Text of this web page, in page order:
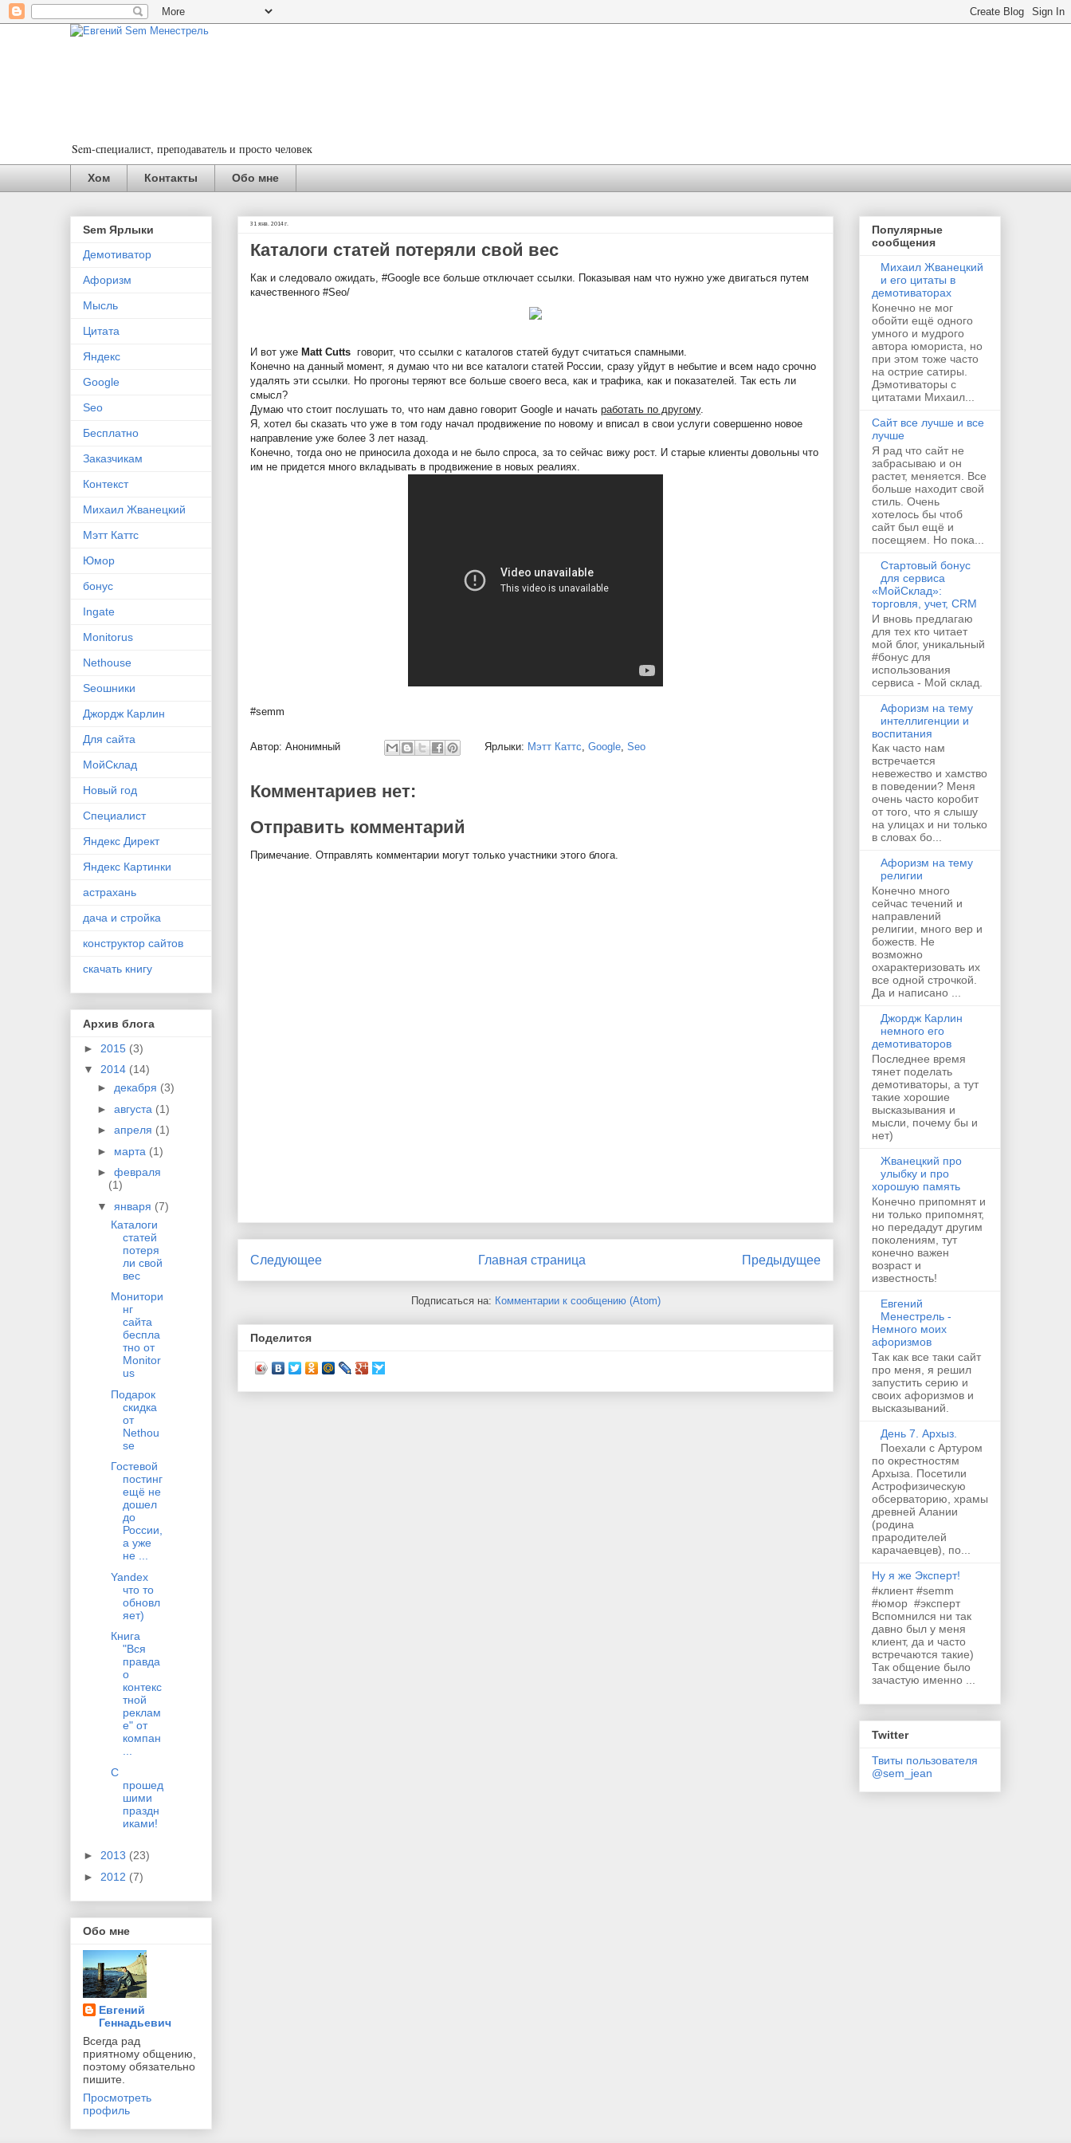
Sem-специалист, преподаватель и просто человек
Хом Контакты Обо мне
31 янв. 2014 г.
Каталоги статей потеряли свой вес
Как и следовало ожидать, #Google все больше отключает ссылки. Показывая нам что нужно уже двигаться путем
качественного #Seo/
И вот уже Matt Cutts говорит, что ссылки с каталогов статей будут считаться спамными.
Конечно на данный момент, я думаю что ни все каталоги статей России, сразу уйдут в небытие и всем надо срочно
удалять эти ссылки. Но прогоны теряют все больше своего веса, как и трафика, как и показателей. Так есть ли
смысл?
Думаю что стоит послушать то, что нам давно говорит Google и начать работать по другому.
Я, хотел бы сказать что уже в том году начал продвижение по новому и вписал в свои услуги совершенно новое
направление уже более 3 лет назад.
Конечно, тогда оно не приносила дохода и не было спроса, за то сейчас вижу рост. И старые клиенты довольны что
им не придется много вкладывать в продвижение в новых реалиях.
#semm
Автор: Анонимный Ярлыки: Мэтт Каттс Google Seo
Комментариев нет:
Отправить комментарий
Примечание. Отправлять комментарии могут только участники этого блога.
Следующее Предыдущее
Главная страница
Подписаться на: Комментарии к сообщению (Atom)
Поделится
Sem Ярлыки
Демотиватор
Афоризм
Мысль
Цитата
Яндекс
Google
Seo
Бесплатно
Заказчикам
Контекст
Михаил Жванецкий
Мэтт Каттс
Юмор
бонус
Ingate
Monitorus
Nethouse
Seoшники
Джордж Карлин
Для сайта
МойСклад
Новый год
Специалист
Яндекс Директ
Яндекс Картинки
астрахань
дача и стройка
конструктор сайтов
скачать книгу
Архив блога
► 2015 (3)
▼ 2014 (14)
► декабря (3)
► августа (1)
► апреля (1)
► марта (1)
► февраля
(1)
▼ января (7)
Каталоги
статей
потеря
ли свой
вес
Монитори
нг
сайта
беспла
тно от
Monitor
us
Подарок
скидка
от
Nethou
se
Гостевой
постинг
ещё не
дошел
до
России,
а уже
не ...
Yandex
что то
обновл
яет)
Книга
"Вся
правда
о
контекс
тной
реклам
е" от
компан
С
прошед
шими
праздн
иками!
► 2013 (23)
► 2012 (7)
Обо мне
Евгений
Геннадьевич
Всегда рад
приятному общению,
поэтому обязательно
пишите.
Просмотреть
профиль
Популярные
сообщения
Михаил Жванецкий
и его цитаты в
демотиваторах
Конечно не мог
обойти ещё одного
умного и мудрого
автора юмориста, но
при этом тоже часто
на острие сатиры.
Дэмотиваторы с
цитатами Михаил...
Сайт все лучше и все
лучше
Я рад что сайт не
забрасываю и он
растет, меняется. Все
больше находит свой
стиль. Очень
хотелось бы чтоб
сайт был ещё и
посещяем. Но пока...
Стартовый бонус
для сервиса
«МойСклад»:
торговля, учет, CRM
И вновь предлагаю
для тех кто читает
мой блог, уникальный
#бонус для
использования
сервиса - Мой склад.
Афоризм на тему
интеллигенции и
воспитания
Как часто нам
встречается
невежество и хамство
в поведении? Меня
очень часто коробит
от того, что я слышу
на улицах и ни только
в словах бо...
Афоризм на тему
религии
Конечно много
сейчас течений и
направлений
религии, много вер и
божеств. Не
возможно
охарактеризовать их
все одной строчкой.
Да и написано ...
Джордж Карлин
немного его
демотиваторов
Последнее время
тянет поделать
демотиваторы, а тут
такие хорошие
высказывания и
мысли, почему бы и
нет)
Жванецкий про
улыбку и про
хорошую память
Конечно припомнят и
ни только припомнят,
но передадут другим
поколениям, тут
конечно важен
возраст и
известность!
Евгений
Менестрель -
Немного моих
афоризмов
Так как все таки сайт
про меня, я решил
запустить серию и
своих афоризмов и
высказываний.
День 7. Архыз.
Поехали с Артуром
по окрестностям
Архыза. Посетили
Астрофизическую
обсерваторию, храмы
древней Алании
(родина
прародителей
карачаевцев), по...
Ну я же Эксперт!
#клиент #semm
#юмор #эксперт
Вспомнился ни так
давно был у меня
клиент, да и часто
встречаются такие)
Так общение было
зачастую именно ...
Twitter
Твиты пользователя
@sem_jean